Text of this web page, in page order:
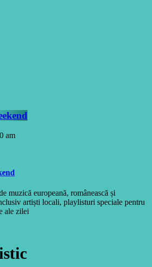
am
muzică europeană, românească și
artiști locali, playlisturi speciale pentru
ale zilei